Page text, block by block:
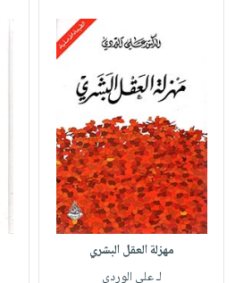
مهزلة العقل البشري
لـ علي الوردي